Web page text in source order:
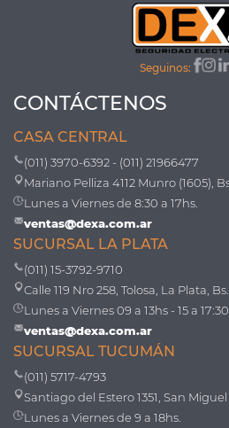
Seguinos:
CONTÁCTENOS
CASA CENTRAL
(011) 3970-6392 - (011) 21966477
Mariano Pelliza 4112 Munro (1605),
Lunes a Viernes de 8:30 a 17hs.
ventas@dexa.com.ar
SUCURSAL LA PLATA
(011) 15-3792-9710
Calle 119 Nro 258, Tolosa, La Plata,
Lunes a Viernes 09 a 13hs - 15 a
ventas@dexa.com.ar
SUCURSAL TUCUMÁN
(011) 5717-4793
Santiago del Estero 1351, San
Lunes a Viernes de 9 a 18hs.